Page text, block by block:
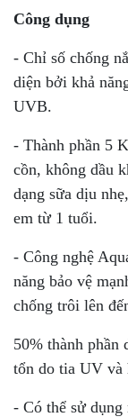
Công dụng
- Chỉ số chống
diện bởi khả
UVB.
- Thành phần 5
cồn, không dầu
dạng sữa dịu
em từ 1 tuổi.
- Công nghệ
năng bảo vệ
chống trôi lên
50% thành phần
tổn do tia UV và
- Có thể sử